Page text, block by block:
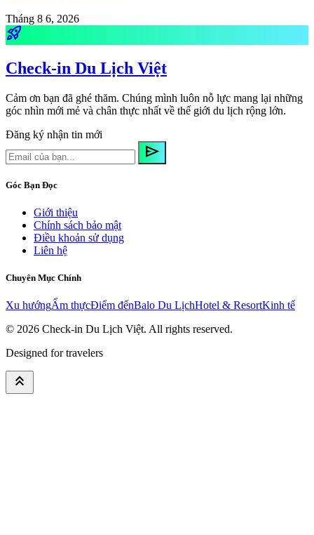
Tháng 8 6, 2026
rocket_launch
Check-in Du Lịch Việt
Cảm ơn bạn đã ghé thăm. Chúng mình luôn nỗ lực mang lại những
góc nhìn mới mẻ và chân thực nhất về thế giới du lịch rộng lớn.
Đăng ký nhận tin mới
send
Góc Bạn Đọc
Giới thiệu
Chính sách bảo mật
Điều khoản sử dụng
Liên hệ
Chuyên Mục Chính
Xu hướngẨm thựcĐiểm đếnBalo Du LịchHotel & ResortKinh tế
© 2026 Check-in Du Lịch Việt. All rights reserved.
Designed for travelers
keyboard_double_arrow_up